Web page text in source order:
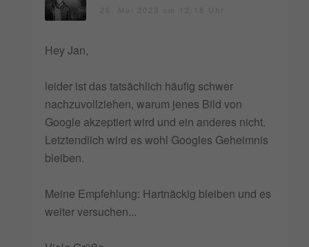
Hey Jan,
leider ist das tatsächlich häufig schwer
nachzuvollziehen, warum jenes Bild von
Google akzeptiert wird und ein anderes nicht.
Letztendlich wird es wohl Googles Geheimnis
bleiben.
Meine Empfehlung: Hartnäckig bleiben und es
weiter versuchen...